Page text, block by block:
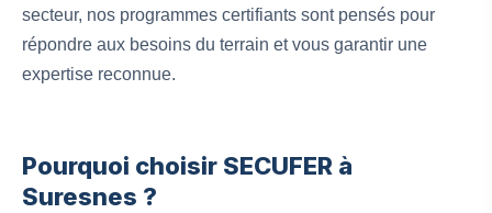
secteur, nos programmes certifiants sont pensés pour
répondre aux besoins du terrain et vous garantir une
expertise reconnue.
Pourquoi choisir SECUFER à
Suresnes ?